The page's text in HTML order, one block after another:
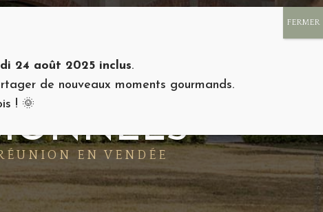
EN VENDÉE
24 août 2025 inclus.
de nouveaux moments gourmands.
! 🌞